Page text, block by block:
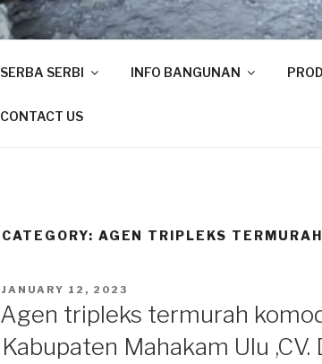
CV. DWI JAYA
SERBA SERBI INFO BANGUNAN
CONTACT US
CATEGORY: AGEN TRIPLEKS
POSTED
JANUARY 12, 2023
Agen tripleks termurah
Kabupaten Mahakam Ulu ,CV.